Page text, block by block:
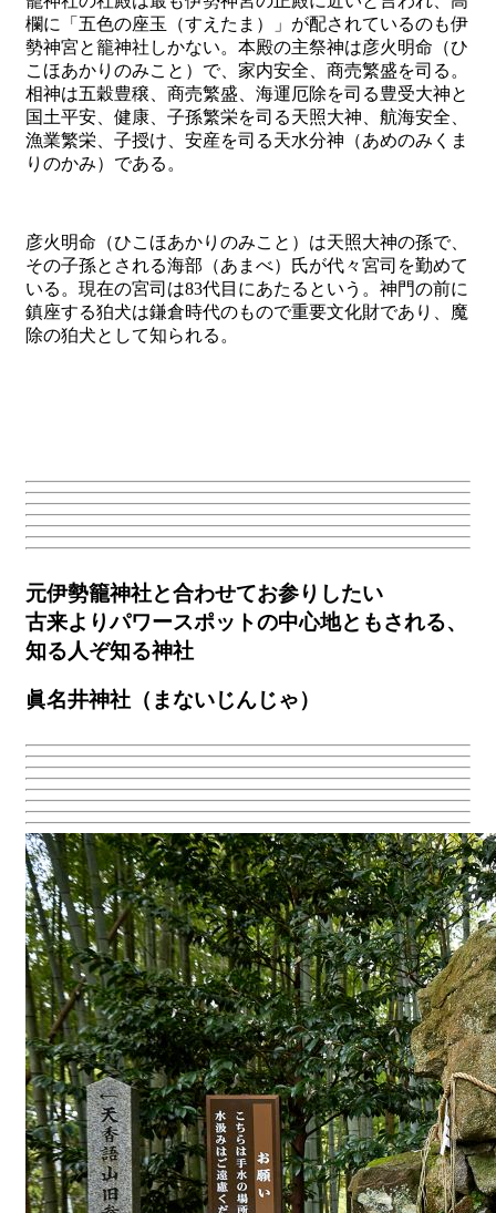
欄に「五色の座玉（すえたま）」が配されているのも伊
勢神宮と籠神社しかない。本殿の主祭神は彦火明命（ひ
こほあかりのみこと）で、家内安全、商売繁盛を司る。
相神は五穀豊穣、商売繁盛、海運厄除を司る豊受大神と
国土平安、健康、子孫繁栄を司る天照大神、航海安全、
漁業繁栄、子授け、安産を司る天水分神（あめのみくま
りのかみ）である。
彦火明命（ひこほあかりのみこと）は天照大神の孫で、
その子孫とされる海部（あまべ）氏が代々宮司を勤めて
いる。現在の宮司は83代目にあたるという。神門の前に
鎮座する狛犬は鎌倉時代のもので重要文化財であり、魔
除の狛犬として知られる。
元伊勢籠神社と合わせてお参りしたい
古来よりパワースポットの中心地ともされる、
知る人ぞ知る神社
眞名井神社（まないじんじゃ）